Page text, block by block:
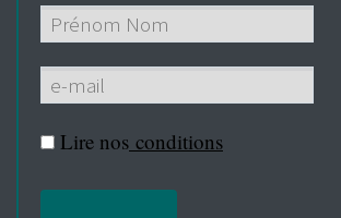
Lire nos conditions